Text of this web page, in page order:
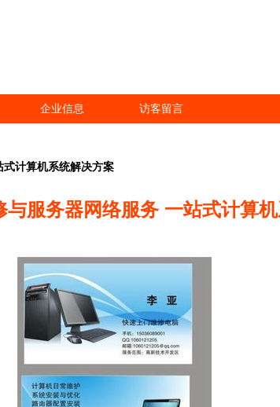
企业信息 访客留言
计算机系统解决方案
与服务器网络服务 一站式计算